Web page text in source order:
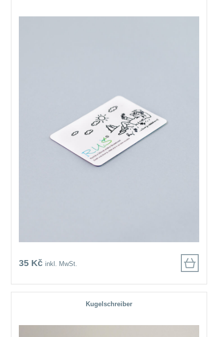
35 Kč inkl. MwSt.
Kugelschreiber